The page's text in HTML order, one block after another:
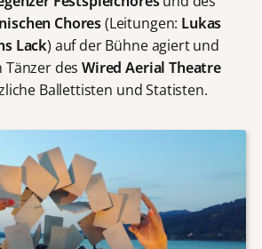
Chores(Leitungen: Lukas
Lack) auf der Bühne agiert und
Tänzer desWired Aerial Theatre
Ballettisten und Statisten.